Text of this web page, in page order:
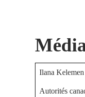
Ilana Kelemen
Autorités